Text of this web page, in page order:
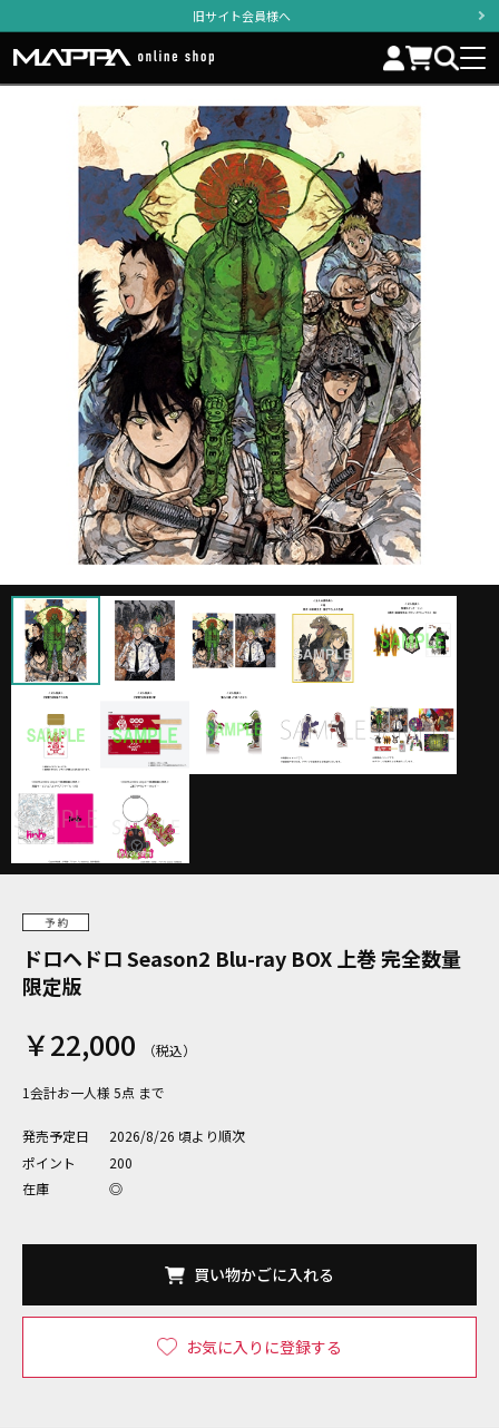
旧サイト会員様へ
ドロヘドロ Season2 Blu-ray BOX 上巻 完全数量
限定版
￥22,000
1会計お一人様 5点 まで
発売予定日
2026/8/26 頃より順次
ポイント
200
在庫
◎
買い物かごに入れる
お気に入りに登録する